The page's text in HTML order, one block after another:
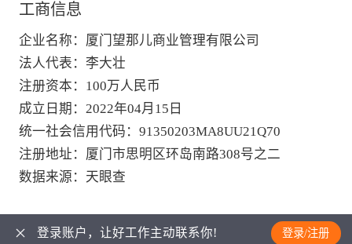
工商信息
企业名称 ： 厦门望那儿商业管理有限公司
法人代表 ： 李大壮
注册资本 ： 100万人民币
成立日期 ： 2022年04月15日
统一社会信用代码 ： 91350203MA8UU21Q70
注册地址 ： 厦门市思明区环岛南路308号之二
数据来源 ： 天眼查
登录账户，让好工作主动联系你! 登录/注册